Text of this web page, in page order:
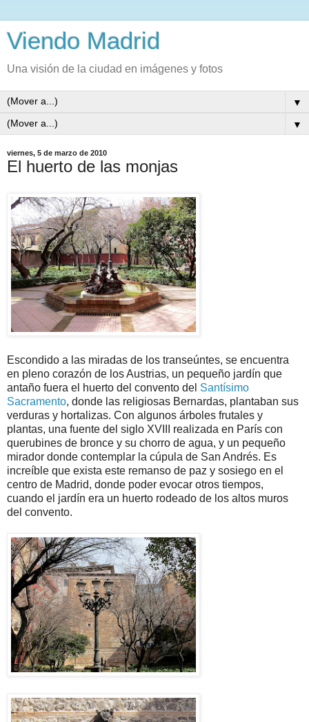
Viendo Madrid
Una visión de la ciudad en imágenes y fotos
▼
▼
viernes, 5 de marzo de 2010
El huerto de las monjas
Escondido a las miradas de los transeúntes, se encuentra
en pleno corazón de los Austrias, un pequeño jardín que
antaño fuera el huerto del convento del Santísimo
Sacramento, donde las religiosas Bernardas, plantaban sus
verduras y hortalizas. Con algunos árboles frutales y
plantas, una fuente del siglo XVIII realizada en París con
querubines de bronce y su chorro de agua, y un pequeño
mirador donde contemplar la cúpula de San Andrés. Es
increíble que exista este remanso de paz y sosiego en el
centro de Madrid, donde poder evocar otros tiempos,
cuando el jardín era un huerto rodeado de los altos muros
del convento.